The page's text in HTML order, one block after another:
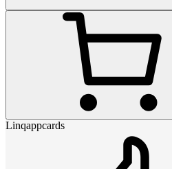
Linqappcards